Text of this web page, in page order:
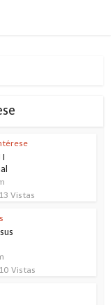
I
13 Vistas
10 Vistas